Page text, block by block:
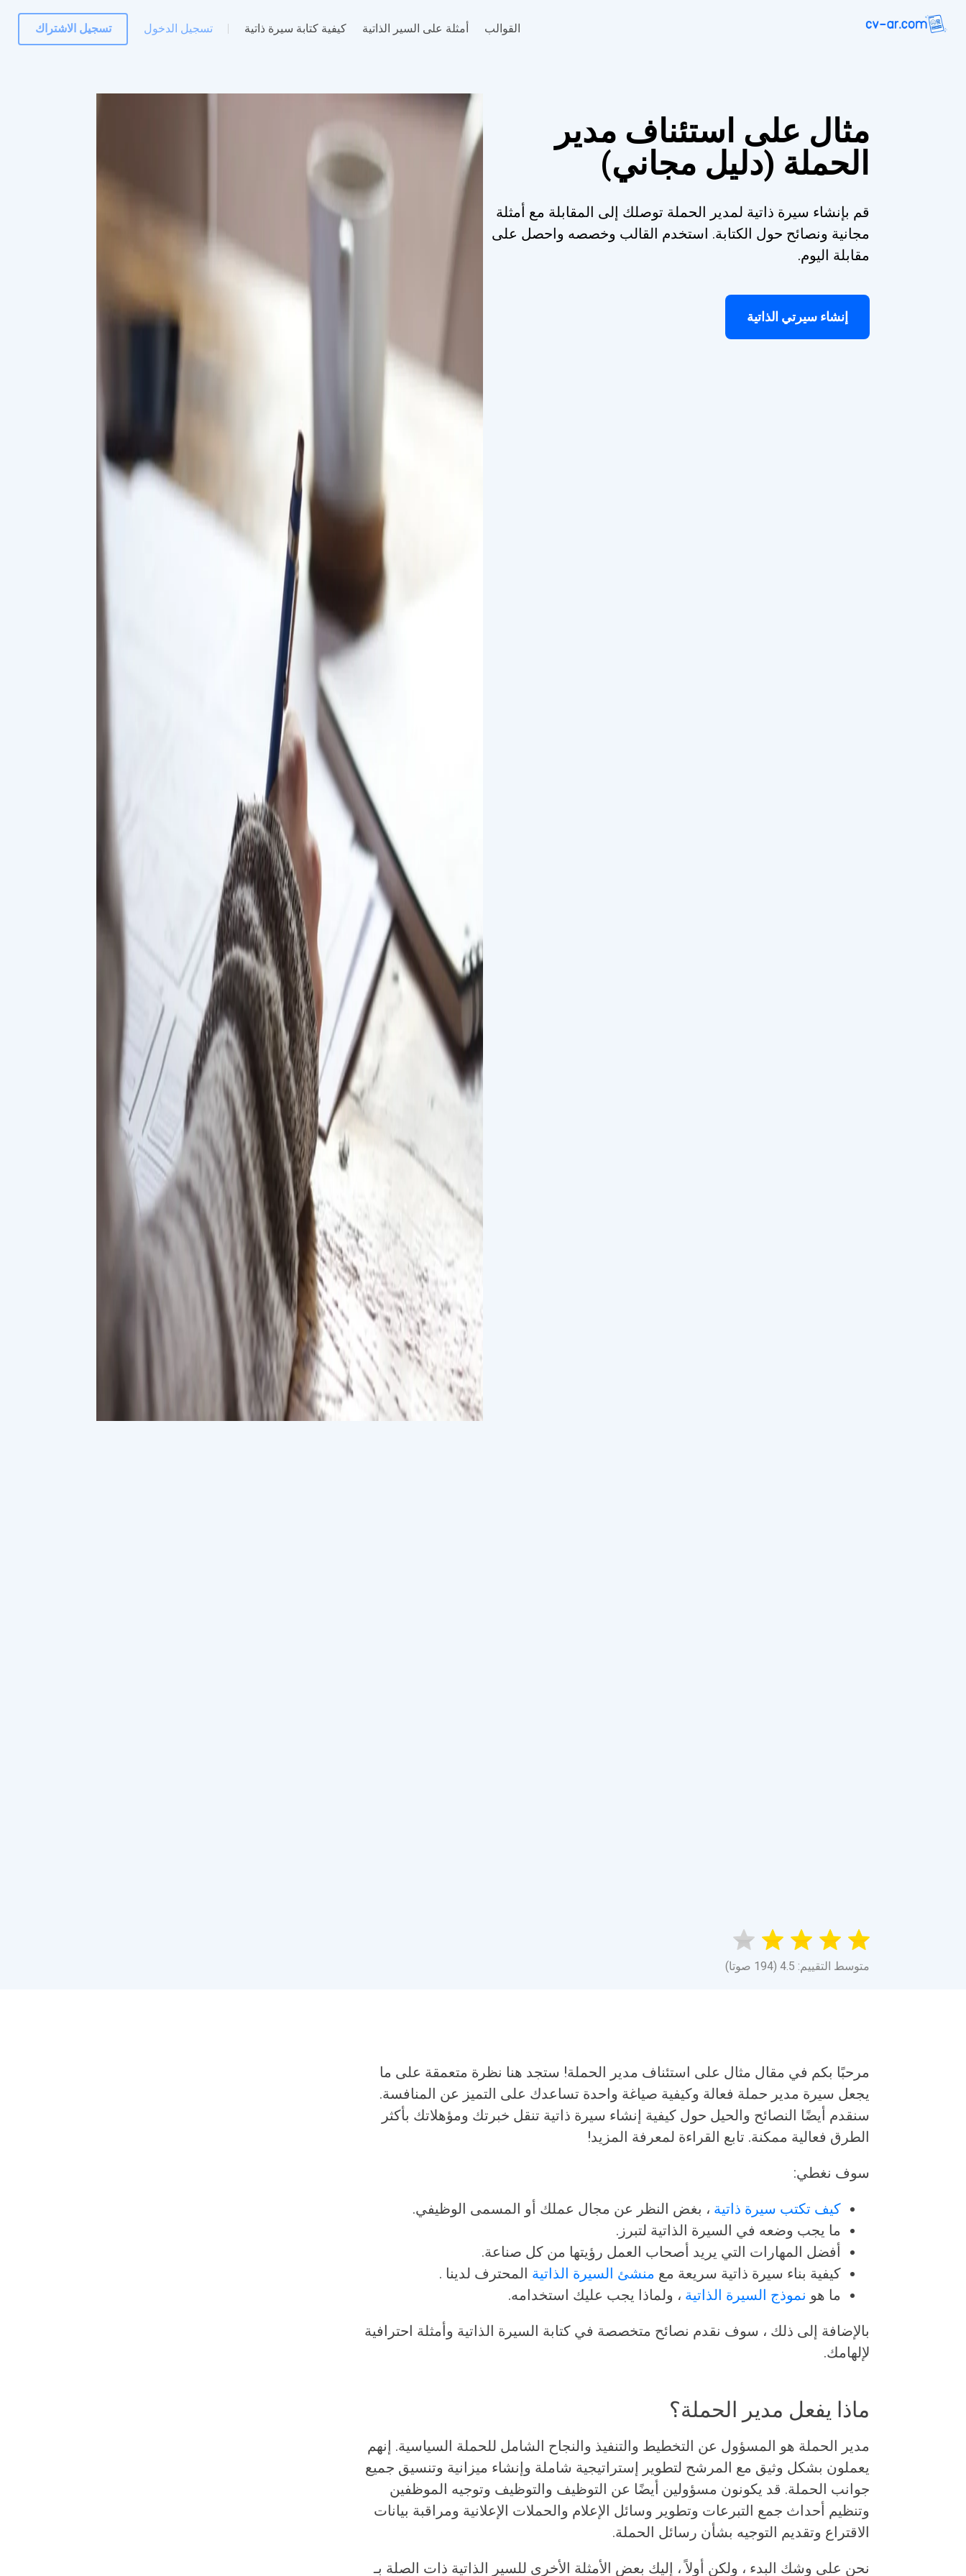
القوالب أمثلة على السير الذاتية كيفية كتابة سيرة ذاتية تسجيل الدخول تسجيل الاشتراك
مثال على استئناف مدير
الحملة (دليل مجاني)
قم بإنشاء سيرة ذاتية لمدير الحملة توصلك إلى المقابلة مع أمثلة
مجانية ونصائح حول الكتابة. استخدم القالب وخصصه واحصل على
مقابلة اليوم.
إنشاء سيرتي الذاتية
متوسط التقييم: 4.5 (194 صوتا)
مرحبًا بكم في مقال مثال على استئناف مدير الحملة! ستجد هنا نظرة متعمقة على ما
يجعل سيرة مدير حملة فعالة وكيفية صياغة واحدة تساعدك على التميز عن المنافسة.
سنقدم أيضًا النصائح والحيل حول كيفية إنشاء سيرة ذاتية تنقل خبرتك ومؤهلاتك بأكثر
الطرق فعالية ممكنة. تابع القراءة لمعرفة المزيد!
سوف نغطي:
كيف تكتب سيرة ذاتية ، بغض النظر عن مجال عملك أو المسمى الوظيفي.
ما يجب وضعه في السيرة الذاتية لتبرز.
أفضل المهارات التي يريد أصحاب العمل رؤيتها من كل صناعة.
كيفية بناء سيرة ذاتية سريعة مع منشئ السيرة الذاتية المحترف لدينا .
ما هو نموذج السيرة الذاتية ، ولماذا يجب عليك استخدامه.
بالإضافة إلى ذلك ، سوف نقدم نصائح متخصصة في كتابة السيرة الذاتية وأمثلة احترافية
لإلهامك.
ماذا يفعل مدير الحملة؟
مدير الحملة هو المسؤول عن التخطيط والتنفيذ والنجاح الشامل للحملة السياسية. إنهم
يعملون بشكل وثيق مع المرشح لتطوير إستراتيجية شاملة وإنشاء ميزانية وتنسيق جميع
جوانب الحملة. قد يكونون مسؤولين أيضًا عن التوظيف والتوظيف وتوجيه الموظفين
وتنظيم أحداث جمع التبرعات وتطوير وسائل الإعلام والحملات الإعلانية ومراقبة بيانات
الاقتراع وتقديم التوجيه بشأن رسائل الحملة.
نحن على وشك البدء ، ولكن أولاً ، إليك بعض الأمثلة الأخرى للسير الذاتية ذات الصلة بـ